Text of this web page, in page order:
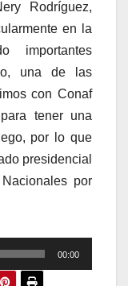
Rodríguez,
en la
importantes
una de las
con Conaf
tener una
por lo que
presidencial
por
00:00